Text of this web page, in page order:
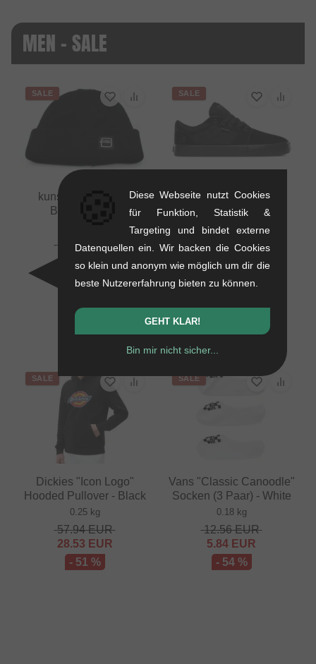
MEN - SALE
SALE
kunstform "Badge"
Beanie Mütze
16.76EUR
10.88
- 35 %
SALE
Etnies "Barge LS"
Schuhe -
Black/Black/Black
1.1 kg
- 41 %
SALE
Dickies "Icon Logo"
Hooded Pullover - Black
0.25 kg
57.94EUR
28.53 EUR
- 51 %
SALE
Vans "Classic Canoodle"
Socken (3 Paar) - White
0.18 kg
12.56EUR
5.84 EUR
- 54 %
Diese Webseite nutzt Cookies
für Funktion, Statistik &
Targeting und bindet externe
Datenquellen ein. Wir backen die Cookies
so klein und anonym wie möglich um dir die
beste Nutzererfahrung bieten zu können.
GEHT KLAR!
Bin mir nicht sicher...